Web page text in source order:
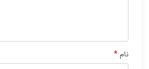
نام *